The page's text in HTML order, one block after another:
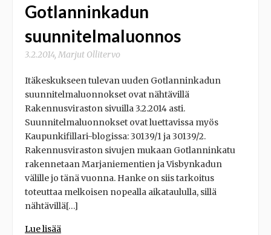
Gotlanninkadun
suunnitelmaluonnos
3.2.2014, Marjut Ollitervo
Itäkeskukseen tulevan uuden Gotlanninkadun
suunnitelmaluonnokset ovat nähtävillä
Rakennusviraston sivuilla 3.2.2014 asti.
Suunnitelmaluonnokset ovat luettavissa myös
Kaupunkifillari-blogissa: 30139/1 ja 30139/2.
Rakennusviraston sivujen mukaan Gotlanninkatu
rakennetaan Marjaniementien ja Visbynkadun
välille jo tänä vuonna. Hanke on siis tarkoitus
toteuttaa melkoisen nopealla aikataululla, sillä
nähtävillä[…]
Lue lisää